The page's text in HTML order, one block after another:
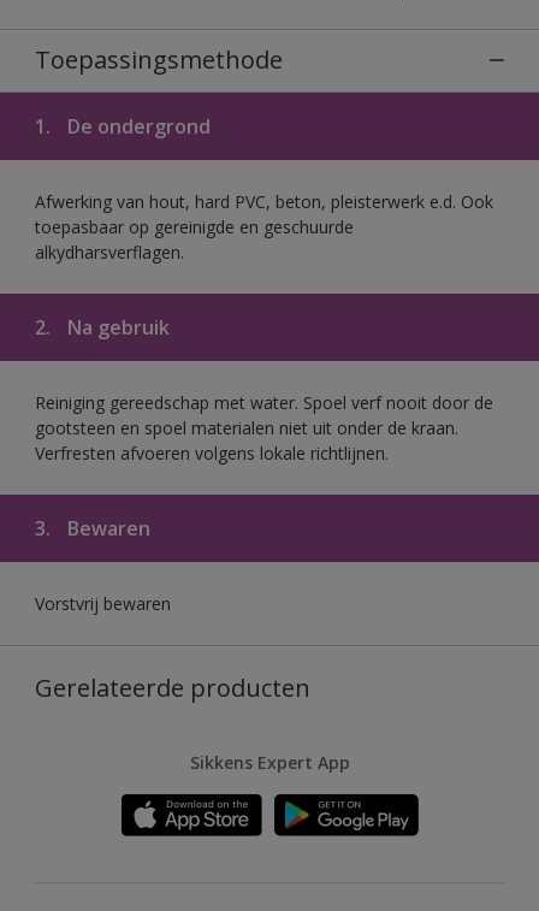
Toepassingsmethode
1. De ondergrond
Afwerking van hout, hard PVC, beton, pleisterwerk e.d. Ook
toepasbaar op gereinigde en geschuurde
alkydharsverflagen.
2. Na gebruik
Reiniging gereedschap met water. Spoel verf nooit door de
gootsteen en spoel materialen niet uit onder de kraan.
Verfresten afvoeren volgens lokale richtlijnen.
3. Bewaren
Vorstvrij bewaren
Gerelateerde producten
Sikkens Expert App